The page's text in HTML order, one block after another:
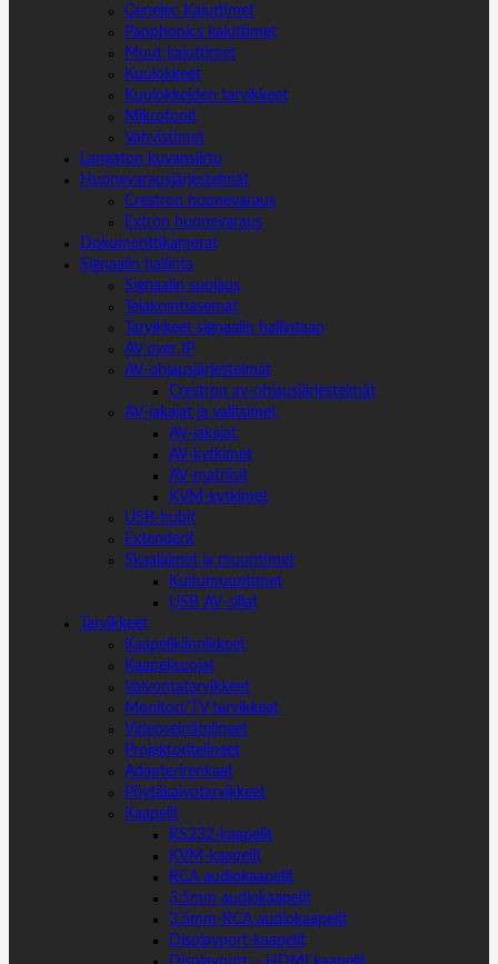
Genelec Kaiuttimet
Panphonics kaiuttimet
Muut kaiuttimet
Kuulokkeet
Kuulokkeiden tarvikkeet
Mikrofonit
Vahvistimet
Langaton kuvansiirto
Huonevarausjärjestelmät
Crestron huonevaraus
Extron huonevaraus
Dokumenttikamerat
Signaalin hallinta
Signaalin suojaus
Telakointiasemat
Tarvikkeet signaalin hallintaan
AV over IP
AV-ohjausjärjestelmät
Crestron av-ohjausjärjestelmät
AV-jakajat ja valitsimet
AV-jakajat
AV-kytkimet
AV-matriisit
KVM-kytkimet
USB-hubit
Extenderit
Skaalaimet ja muuntimet
Kuitumuuntimet
USB AV-sillat
Tarvikkeet
Kaapelikiinnikkeet
Kaapelisuojat
Valvontatarvikkeet
Monitori/TV tarvikkeet
Videoseinätelineet
Projektoritelineet
Adapterirenkaat
Pöytäkaivotarvikkeet
Kaapelit
RS232-kaapelit
KVM-kaapelit
RCA audiokaapelit
3.5mm audiokaapelit
3.5mm-RCA audiokaapelit
Displayport-kaapelit